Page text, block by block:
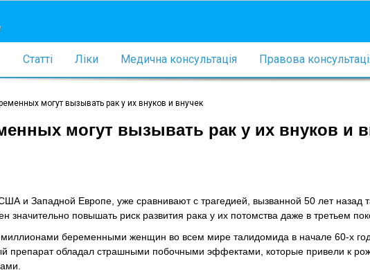
Статті Ліки Медична консультація Правова
могут вызывать рак у их внуков и внучек
могут вызывать рак у их внуков и
и Западной Европе, уже сравнивают с трагедией, вызванной 50 лет назад
значительно повышать риск развития рака у их потомства даже в третьем
беременными женщин во всем мире талидомида в начале 60-х
препарат обладал страшными побочными эффектами, которые привели к